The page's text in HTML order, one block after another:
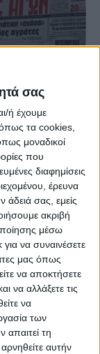
σας
ή έχουμε
τα cookies,
μοναδικοί
που
διαφημίσεις
έρευνα
άδειά σας, εμείς
ακριβή
μέσω
να συναινέσετε
μας όπως
να αποκτήσετε
να αλλάξετε τις
να
των
τη
αυτήν
ΝΕΟΣ
της
Θεσσαλίας
ΕΠΟΜΕΝΟ ΑΡΘΡΟ
απόφαση
της περιουσίας
από τις
του δημοσίου
(ΦΩΤΟ)